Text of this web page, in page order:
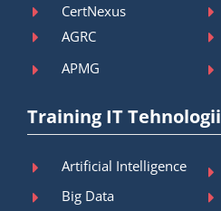
CertNexus
AGRC
APMG
Training IT Tehnologii
Artificial Intelligence
Big Data